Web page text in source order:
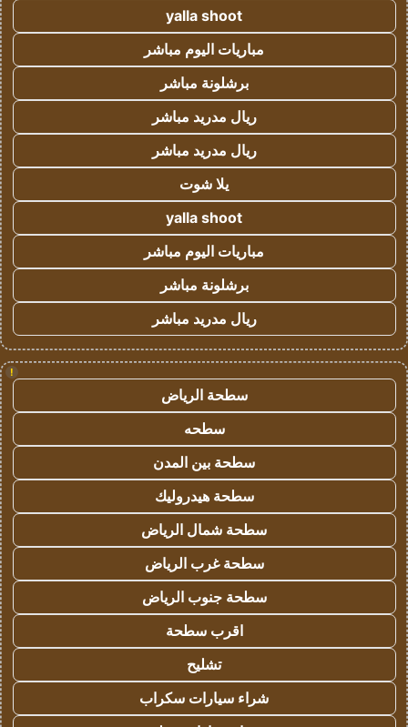
yalla shoot
مباريات اليوم مباشر
برشلونة مباشر
ريال مدريد مباشر
ريال مدريد مباشر
يلا شوت
yalla shoot
مباريات اليوم مباشر
برشلونة مباشر
ريال مدريد مباشر
!
سطحة الرياض
سطحه
سطحة بين المدن
سطحة هيدروليك
سطحة شمال الرياض
سطحة غرب الرياض
سطحة جنوب الرياض
اقرب سطحة
تشليح
شراء سيارات سكراب